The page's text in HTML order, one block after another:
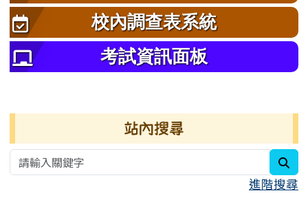
校內調查表系統
考試資訊面板
站內搜尋
進階搜尋